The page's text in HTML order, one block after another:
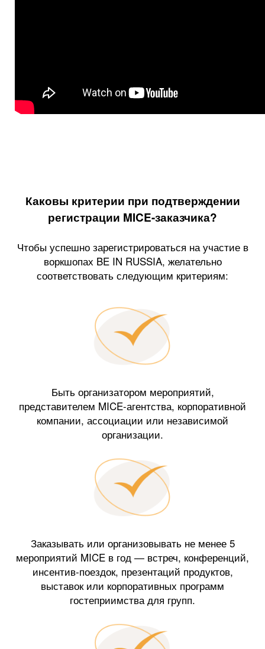
Каковы критерии при подтверждении
регистрации MICE-заказчика?
Чтобы успешно зарегистрироваться на участие в
воркшопах BE IN RUSSIA, желательно
соответствовать следующим критериям:
Быть организатором мероприятий,
представителем MICE-агентства, корпоративной
компании, ассоциации или независимой
организации.
Заказывать или организовывать не менее 5
мероприятий MICE в год — встреч, конференций,
инсентив-поездок, презентаций продуктов,
выставок или корпоративных программ
гостеприимства для групп.